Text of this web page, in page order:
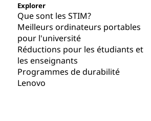
Explorer
Que sont les STIM?
Meilleurs ordinateurs portables
pour l'université
Réductions pour les étudiants et
les enseignants
Programmes de durabilité
Lenovo